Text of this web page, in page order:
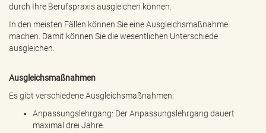
durch Ihre Berufspraxis ausgleichen können.
In den meisten Fällen können Sie eine Ausgleichsmaßnahme
machen. Damit können Sie die wesentlichen Unterschiede
ausgleichen.
Ausgleichsmaßnahmen
Es gibt verschiedene Ausgleichsmaßnahmen:
Anpassungslehrgang: Der Anpassungslehrgang dauert
maximal drei Jahre.